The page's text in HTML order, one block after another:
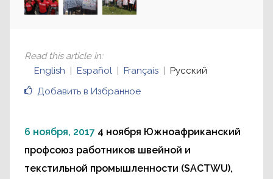
Добавить в Избранное
Read this article in:
English
Español Français Русский
6 ноября, 2017 4 ноября Южноафриканский
профсоюз работников швейной и
текстильной промышленности (SACTWU),